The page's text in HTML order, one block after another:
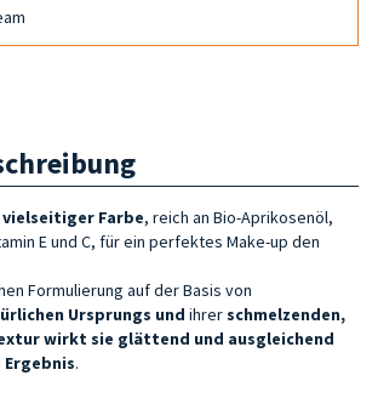
Farbe, reich an Bio-Aprikosenöl,
E und C, für ein perfektes Make-up den
Formulierung auf der Basis von
Ursprungs und ihrerschmelzenden,
wirkt sie glättend und ausgleichend
.